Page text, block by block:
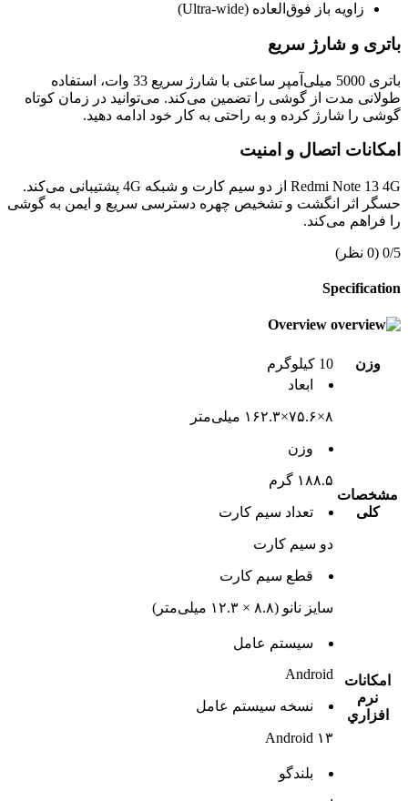
زاویه باز فوق‌العاده (Ultra-wide)
باتری و شارژ سریع
باتری 5000 میلی‌آمپر ساعتی با شارژ سریع 33 وات، استفاده
طولانی مدت از گوشی را تضمین می‌کند. می‌توانید در زمان کوتاه
گوشی را شارژ کرده و به راحتی به کار خود ادامه دهید.
امکانات اتصال و امنیت
Redmi Note 13 4G از دو سیم کارت و شبکه 4G پشتیبانی می‌کند.
حسگر اثر انگشت و تشخیص چهره دسترسی سریع و ایمن به گوشی
را فراهم می‌کند.
0/5 (0 نظر)
Specification
Overview
وزن 10 کیلوگرم
مشخصات
کلی
ابعاد
۸×۷۵.۶×۱۶۲.۳ میلی‌متر
وزن
۱۸۸.۵ گرم
تعداد سيم کارت
دو سيم کارت
قطع سيم کارت
سایز نانو (۸.۸ × ۱۲.۳ میلی‌متر)
امکانات
نرم
افزاري
سيستم عامل
Android
نسخه سيستم عامل
Android ۱۳
بلندگو